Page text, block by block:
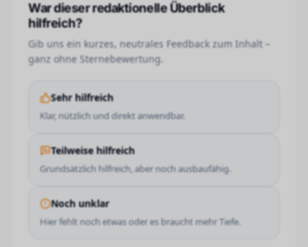
War dieser redaktionelle Überblick
hilfreich?
Gib uns ein kurzes, neutrales Feedback zum Inhalt –
ganz ohne Sternebewertung.
Sehr hilfreich
Klar, nützlich und direkt anwendbar.
Teilweise hilfreich
Grundsätzlich hilfreich, aber noch ausbaufähig.
Noch unklar
Hier fehlt noch etwas oder es braucht mehr Tiefe.